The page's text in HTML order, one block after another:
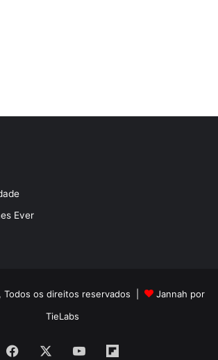
Ever
os direitos reservados |
Jannah por
TieLabs
Facebook YouTubeFlipboard